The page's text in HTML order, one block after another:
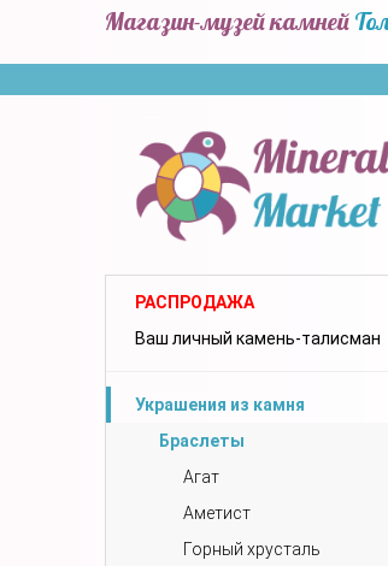
Магазин-музей камней
РАСПРОДАЖА
Ваш личный камень-талисман
Украшения из камня
Браслеты
Агат
Аметист
Горный хрусталь